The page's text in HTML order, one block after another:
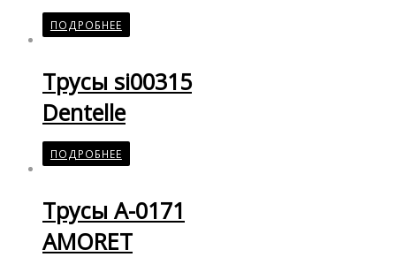
ПОДРОБНЕЕ
Трусы si00315
Dentelle
ПОДРОБНЕЕ
Трусы A-0171
AMORET